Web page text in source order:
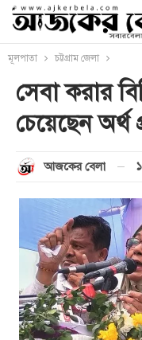
মূলপাতা চট্টগ্রাম জেলা
সেবা করার
চেয়েছেন অর্থ
আজকের বেলা